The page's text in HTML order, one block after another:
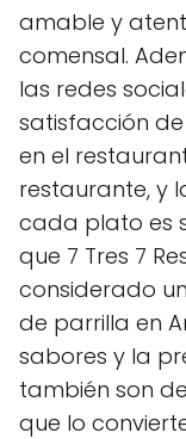
amable y
comensal.
las redes
satisfacción de
en el
restaurante, y
cada plato es
que 7 Tres 7
considerado
de parrilla en
sabores y la
también son
que lo